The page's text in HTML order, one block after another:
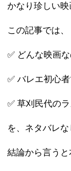
かなり珍しい映
この記事では、
✅ どんな映画
✅ バレエ初心
✅ 草刈民代の
を、ネタバレ
結論から言うと